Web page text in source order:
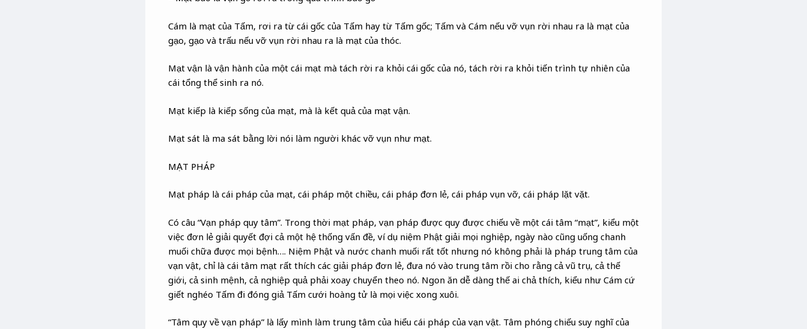
Cám là mạt của Tấm, rơi ra từ cái gốc của Tấm hay từ Tấm gốc; Tấm và Cám nếu vỡ vụn rời nhau ra là mạt của
gạo, gạo và trấu nếu vỡ vụn rời nhau ra là mạt của thóc.
Mạt vận là vận hành của một cái mạt mà tách rời ra khỏi cái gốc của nó, tách rời ra khỏi tiến trình tự nhiên của
cái tổng thể sinh ra nó.
Mạt kiếp là kiếp sống của mạt, mà là kết quả của mạt vận.
Mạt sát là ma sát bằng lời nói làm người khác vỡ vụn như mạt.
MẠT PHÁP
Mạt pháp là cái pháp của mạt, cái pháp một chiều, cái pháp đơn lẻ, cái pháp vụn vỡ, cái pháp lặt vặt.
Có câu “Vạn pháp quy tâm”. Trong thời mạt pháp, vạn pháp được quy được chiếu về một cái tâm “mạt”, kiểu một
việc đơn lẻ giải quyết đợi cả một hệ thống vấn đề, ví dụ niệm Phật giải mọi nghiệp, ngày nào cũng uống chanh
muối chữa được mọi bệnh…. Niệm Phật và nước chanh muối rất tốt nhưng nó không phải là pháp trung tâm của
vạn vật, chỉ là cái tâm mạt rất thích các giải pháp đơn lẻ, đưa nó vào trung tâm rồi cho rằng cả vũ trụ, cả thế
giới, cả sinh mệnh, cả nghiệp quả phải xoay chuyển theo nó. Ngon ăn dễ dàng thế ai chả thích, kiểu như Cám cứ
giết nghéo Tấm đi đóng giả Tấm cưới hoàng tử là mọi việc xong xuôi.
“Tâm quy về vạn pháp” là lấy mình làm trung tâm của hiểu cái pháp của vạn vật. Tâm phóng chiếu suy nghĩ của